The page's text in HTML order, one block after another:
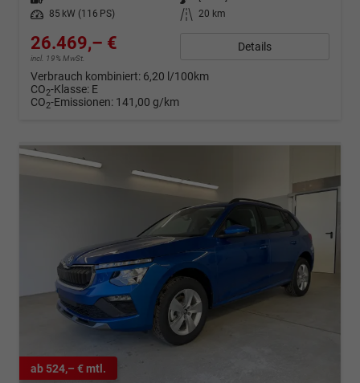
Leistung
85 kW (116 PS) Kilometerstand 20 km
26.469,– €
incl. 19% MwSt.
Details
Verbrauch kombiniert: 6,20 l/100km
CO2-Klasse: E
CO2-Emissionen: 141,00 g/km
ab 524,– € mtl.